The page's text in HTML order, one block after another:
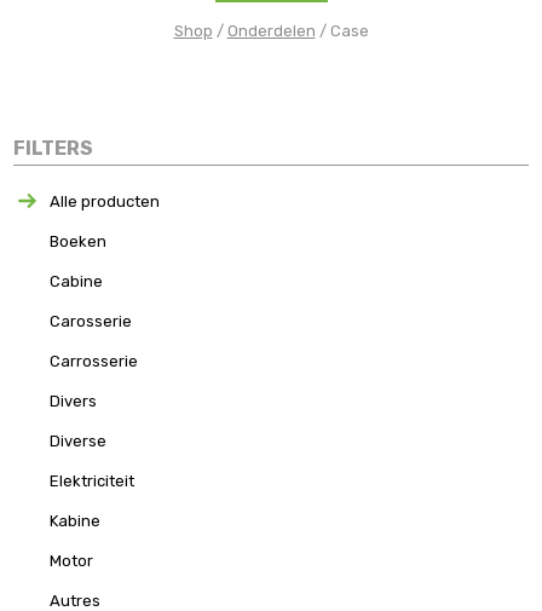
Shop / Onderdelen / Case
FILTERS
Alle producten
Boeken
Cabine
Carosserie
Carrosserie
Divers
Diverse
Elektriciteit
Kabine
Motor
autres